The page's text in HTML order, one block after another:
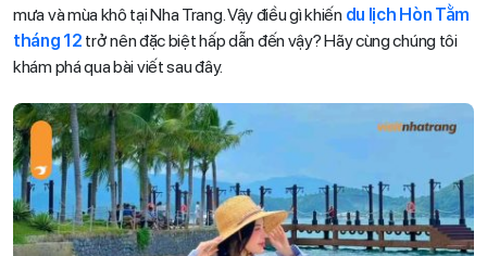
mưa và mùa khô tại Nha Trang. Vậy điều gì khiến du lịch Hòn Tằm
tháng 12 trở nên đặc biệt hấp dẫn đến vậy? Hãy cùng chúng tôi
khám phá qua bài viết sau đây.